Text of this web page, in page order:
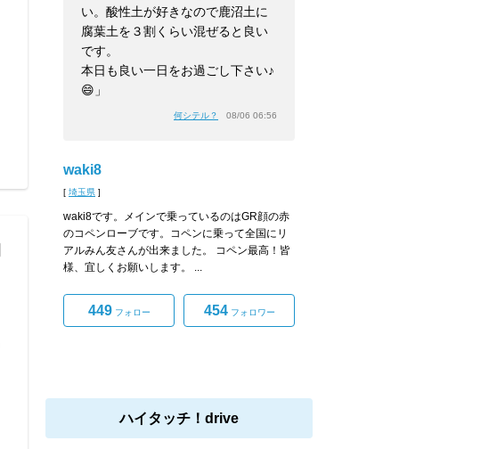
い。酸性土が好きなので鹿沼土に
腐葉土を３割くらい混ぜると良い
です。
本日も良い一日をお過ごし下さい♪
😄」
何シテル？ 08/06 06:56
waki8
[ 埼玉県 ]
waki8です。メインで乗っているのはGR顔の赤
のコペンローブです。コペンに乗って全国にリ
アルみん友さんが出来ました。 コペン最高！皆
様、宜しくお願いします。 ...
449フォロー 454フォロワー
ハイタッチ！drive